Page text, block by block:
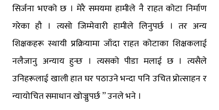
सिर्जना भएको छ । मेरै समयमा हामीले नै राहत कोटा निर्माण
गरेका हौ । त्यसो जिम्मेवारी हामीले लिनुपर्छ । तर अन्य
शिक्षकहरू स्थायी प्रक्रियामा जाँदा राहत कोटाका शिक्षकलाई
नलैजानु अन्याय हुन्छ । त्यसको पीडा मलाई छ । त्यसैले
उनिहरूलाई खाली हात घर पठाउने भन्दा पनि उचित प्रोत्साहन र
न्यायोचित समाधान खोज्नुपर्छ ” उनले भने ।